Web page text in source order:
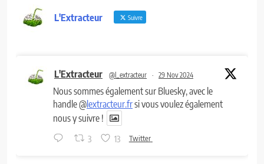
L'Extracteur Suivre
L'Extracteur @l_extracteur · 29 Nov 2024
Nous sommes également sur Bluesky, avec le
handle @lextracteur.frsi vous voulez également
nous y suivre !
3 13 Twitter